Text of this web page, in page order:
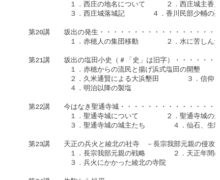
１．西庄の地名について　　　２．西庄城主香川民
３．西庄城落城記　　　　４．香川民部少輔の
第20講　　坂出の発生・・・・・・・・・・・・・・・・・
１．赤穂人の集団移動　　　　２．水に苦しんだ
第21講　　坂出の塩田小史（＃「史」は旧字）・・・・・・
１．赤穂からの流民と揚げ浜式塩田の開墾
２．久米通賢による大浜墾田　　　　３．信仰
４．明治以降の製塩
第22講　　今はなき聖通寺城・・・・・・・・・・・・・・
１．聖通寺城について　　　　２．聖通寺城の
３．聖通寺城の城主たち　　　　４．仙石、生駒氏
第23講　　天正の兵火と綾北の社寺　－長宗我部元親の侵攻
１．長宗我部元親の戦略　　　　２．天正年間の
３．兵火にかかった綾北の寺院